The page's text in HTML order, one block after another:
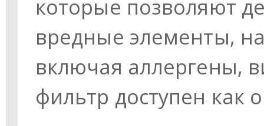
которые позволяют
вредные элементы,
включая аллергены,
фильтр доступен как